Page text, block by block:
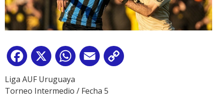
Facebook
X WhatsApp
Email
Liga AUF Uruguaya
Torneo Intermedio / Fecha 5